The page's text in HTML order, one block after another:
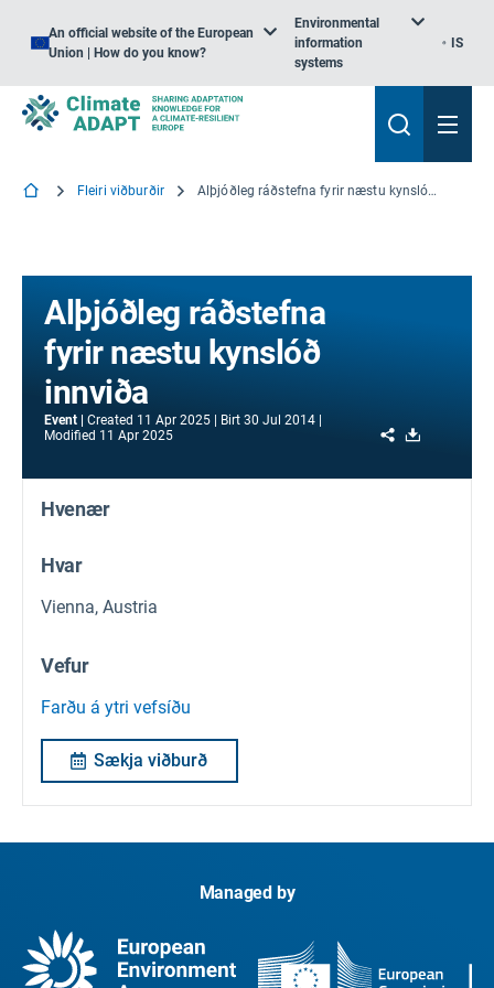
An official website of the European
Union | How do you know?
Environmental
information
systems
IS
Fleiri viðburðir Alþjóðleg ráðstefna fyrir næstu kynslóð innviða
Alþjóðleg ráðstefna
fyrir næstu kynslóð
innviða
Event Created 11 Apr 2025 Birt 30 Jul 2014
Modified 11 Apr 2025 Share
Hvenær
Hvar
Vienna, Austria
Vefur
Farðu á ytri vefsíðu
Sækja viðburð
Managed by